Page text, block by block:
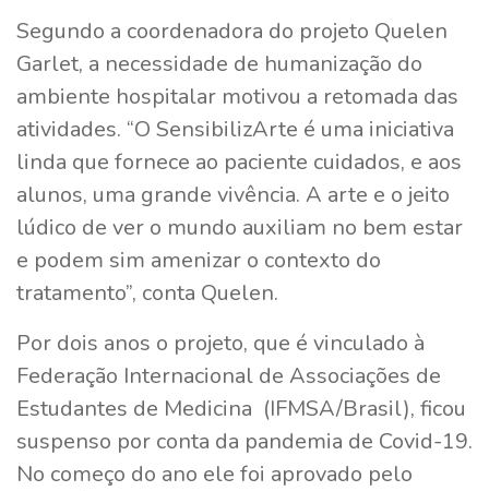
Segundo a coordenadora do projeto Quelen
Garlet, a necessidade de humanização do
ambiente hospitalar motivou a retomada das
atividades. “O SensibilizArte é uma iniciativa
linda que fornece ao paciente cuidados, e aos
alunos, uma grande vivência. A arte e o jeito
lúdico de ver o mundo auxiliam no bem estar
e podem sim amenizar o contexto do
tratamento”, conta Quelen.
Por dois anos o projeto, que é vinculado à
Federação Internacional de Associações de
Estudantes de Medicina (IFMSA/Brasil), ficou
suspenso por conta da pandemia de Covid-19.
No começo do ano ele foi aprovado pelo